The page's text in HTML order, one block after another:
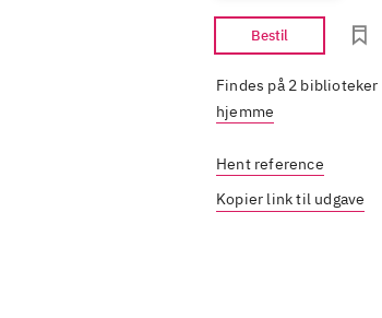
Bestil
Findes på 2 biblioteker
hjemme
Hent reference
Kopier link til udgave